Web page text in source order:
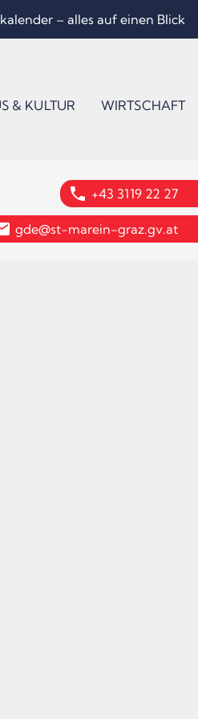
– alles auf einen Blick
& KULTUR WIRTSCHAFT
phone +43 3119 22 27
gde@st-marein-graz.gv.at